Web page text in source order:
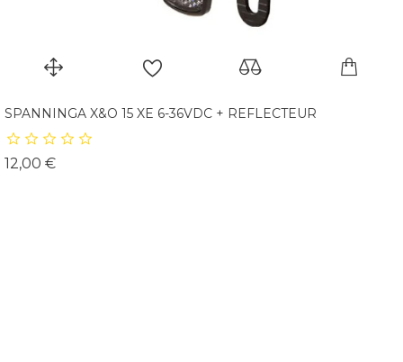
SPANNINGA X&O 15 XE 6-36VDC + REFLECTEUR
12,00 €Prix